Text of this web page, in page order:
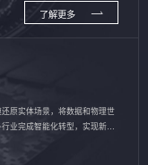
了解更多
原实体场景，将数据和物理世
业完成智能化转型，实现新旧